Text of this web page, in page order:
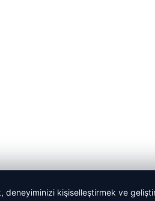
deneyiminizi kişiselleştirmek ve